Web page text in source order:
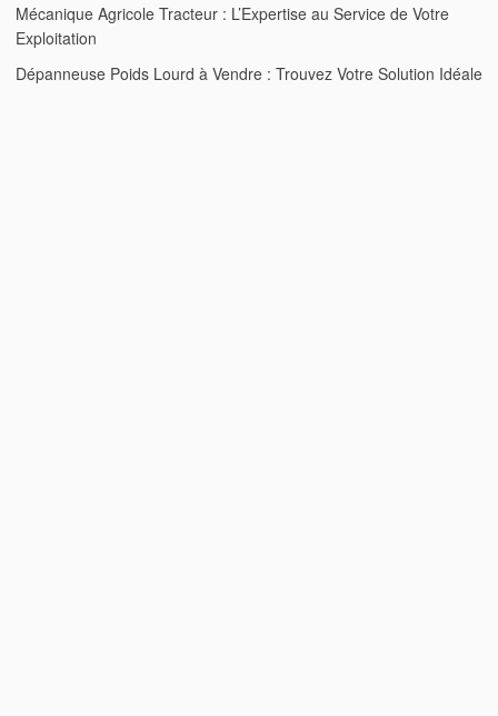
Mécanique Agricole Tracteur : L’Expertise au Service de Votre
Exploitation
Dépanneuse Poids Lourd à Vendre : Trouvez Votre Solution Idéale